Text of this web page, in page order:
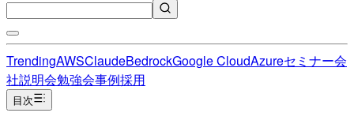
TrendingAWSClaudeBedrockGoogle CloudAzureセミナー会
社説明会勉強会事例採用
目次